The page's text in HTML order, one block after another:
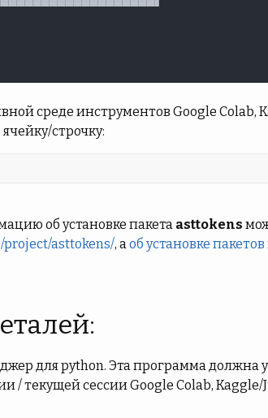
среде инструментов Google Colab,
строчку:
об установке пакета asttokens
project/asttokens/, аоб установке
для python. Эта программа должна
текущей сессии Google Colab, Kaggle/